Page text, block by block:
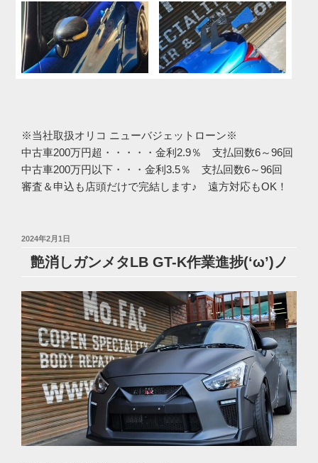
※当社取扱オリコ ニューバジェットローン※
中古車200万円超・・・・・金利2.9％ 支払回数6～96回
中古車200万円以下・・・金利3.5％ 支払回数6～96回
審査＆申込も店頭だけで完結します♪ 遠方対応もOK！
投
2024年2月1日
艶消しガンメタLB GT-K作業進捗(‘ω’)ノ